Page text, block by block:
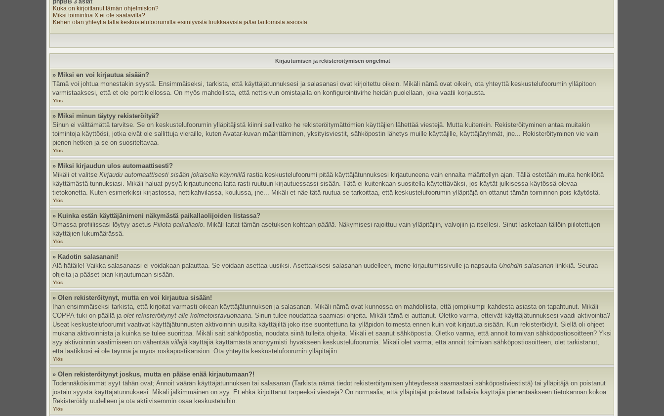
phpBB 3 asiat
Kuka on kirjoittanut tämän ohjelmiston?
Miksi toimintoa X ei ole saatavilla?
Kehen otan yhteyttä tällä keskustelufoorumilla esiintyvistä loukkaavista ja/tai laittomista asioista
Kirjautumisen ja rekisteröitymisen ongelmat
» Miksi en voi kirjautua sisään?
Tämä voi johtua monestakin syystä. Ensimmäiseksi, tarkista, että käyttäjätunnuksesi ja salasanasi ovat kirjoitettu oikein. Mikäli nämä ovat oikein, ota yhteyttä keskustelufoorumin ylläpitoon
varmistaaksesi, että et ole porttikiellossa. On myös mahdollista, että nettisivun omistajalla on konfigurointivirhe heidän puolellaan, joka vaatii korjausta.
Ylös
» Miksi minun täytyy rekisteröityä?
Sinun ei välttämättä tarvitse. Se on keskustelufoorumin ylläpitäjistä kiinni sallivatko he rekisteröitymättömien käyttäjien lähettää viestejä. Mutta kuitenkin. Rekisteröityminen antaa muitakin
toimintoja käyttöösi, jotka eivät ole sallittuja vieraille, kuten Avatar-kuvan määrittäminen, yksityisviestit, sähköpostin lähetys muille käyttäjille, käyttäjäryhmät, jne... Rekisteröityminen vie vain
pienen hetken ja se on suositeltavaa.
Ylös
» Miksi kirjaudun ulos automaattisesti?
Mikäli et valitseKirjaudu automaattisesti sisään jokaisella käynnillä rastia keskustelufoorumi pitää käyttäjätunnuksesi kirjautuneena vain ennalta määritellyn ajan. Tällä estetään muita henkilöitä
käyttämästä tunnuksiasi. Mikäli haluat pysyä kirjautuneena laita rasti ruutuun kirjautuessassi sisään. Tätä ei kuitenkaan suositella käytettäväksi, jos käytät julkisessa käytössä olevaa
tietokonetta. Kuten esimerkiksi kirjastossa, nettikahvilassa, koulussa, jne... Mikäli et näe tätä ruutua se tarkoittaa, että keskustelufoorumin ylläpitäjä on ottanut tämän toiminnon pois käytöstä.
Ylös
» Kuinka estän käyttäjänimeni näkymästä paikallaolijoiden listassa?
Omassa profiilissasi löytyy asetusPiilota paikallaolo. Mikäli laitat tämän asetuksen kohtaanpäällä. Näkymisesi rajoittuu vain ylläpitäjiin, valvojiin ja itsellesi. Sinut lasketaan tällöin piilotettujen
käyttäjien lukumäärässä.
Ylös
» Kadotin salasanani!
Älä hätäile! Vaikka salasanaasi ei voidakaan palauttaa. Se voidaan asettaa uusiksi. Asettaaksesi salasanan uudelleen, mene kirjautumissivulle ja napsauta Unohdin salasanan linkkiä. Seuraa
ohjeita ja pääset pian kirjautumaan sisään.
Ylös
» Olen rekisteröitynyt, mutta en voi kirjautua sisään!
Ihan ensimmäiseksi tarkista, että kirjoitat varmasti oikean käyttäjätunnuksen ja salasanan. Mikäli nämä ovat kunnossa on mahdollista, että jompikumpi kahdesta asiasta on tapahtunut. Mikäli
COPPA-tuki on päällä jaolet rekisteröitynyt alle kolmetoistavuotiaana. Sinun tulee noudattaa saamiasi ohjeita. Mikäli tämä ei auttanut. Oletko varma, etteivät käyttäjätunnuksesi vaadi aktivointia?
Useat keskustelufoorumit vaativat käyttäjätunnusten aktivoinnin uusilta käyttäjiltä joko itse suoritettuna tai ylläpidon toimesta ennen kuin voit kirjautua sisään. Kun rekisteröidyit. Siellä oli ohjeet
mukana aktivoinnista ja kuinka se tulee suorittaa. Mikäli sait sähköpostia, noudata siinä tulleita ohjeita. Mikäli et saanut sähköpostia. Oletko varma, että annoit toimivan sähköpostiosoitteen? Yksi
syy aktivoinnin vaatimiseen on vähentäävillejä käyttäjiä käyttämästä anonyymisti hyväkseen keskustelufoorumia. Mikäli olet varma, että annoit toimivan sähköpostiosoitteen, olet tarkistanut,
että laatikkosi ei ole täynnä ja myös roskapostikansion. Ota yhteyttä keskustelufoorumin ylläpitäjiin.
Ylös
» Olen rekisteröitynyt joskus, mutta en pääse enää kirjautumaan?!
Todennäköisimmät syyt tähän ovat; Annoit väärän käyttäjätunnuksen tai salasanan (Tarkista nämä tiedot rekisteröitymisen yhteydessä saamastasi sähköpostiviestistä) tai ylläpitäjä on poistanut
jostain syystä käyttäjätunnuksesi. Mikäli jälkimmäinen on syy. Et ehkä kirjoittanut tarpeeksi viestejä? On normaalia, että ylläpitäjät poistavat tällaisia käyttäjiä pienentääkseen tietokannan kokoa.
Rekisteröidy uudelleen ja ota aktiivisemmin osaa keskusteluihin.
Ylös